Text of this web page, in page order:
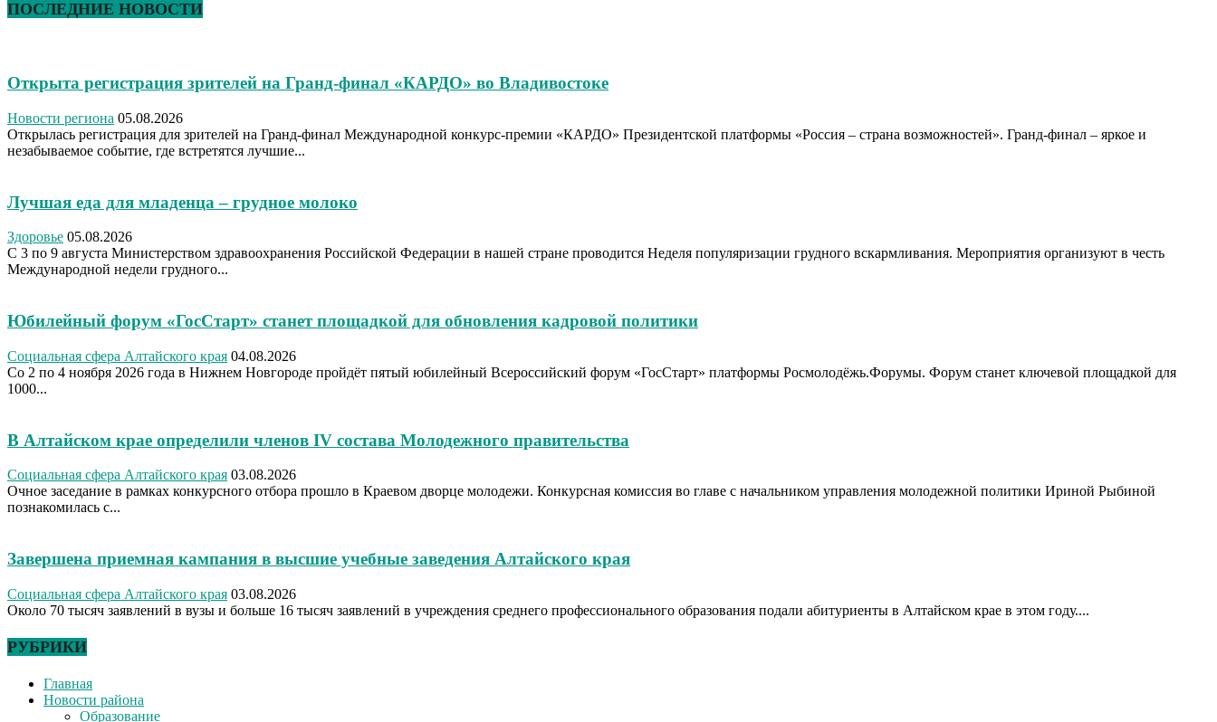
ПОСЛЕДНИЕ НОВОСТИ
Открыта регистрация зрителей на Гранд-финал «КАРДО» во Владивостоке
Новости региона 05.08.2026
Открылась регистрация для зрителей на Гранд-финал Международной конкурс-премии «КАРДО» Президентской платформы «Россия – страна возможностей». Гранд-финал – яркое и
незабываемое событие, где встретятся лучшие...
Лучшая еда для младенца – грудное молоко
Здоровье 05.08.2026
С 3 по 9 августа Министерством здравоохранения Российской Федерации в нашей стране проводится Неделя популяризации грудного вскармливания. Мероприятия организуют в честь
Международной недели грудного...
Юбилейный форум «ГосСтарт» станет площадкой для обновления кадровой политики
Социальная сфера Алтайского края 04.08.2026
Со 2 по 4 ноября 2026 года в Нижнем Новгороде пройдёт пятый юбилейный Всероссийский форум «ГосСтарт» платформы Росмолодёжь.Форумы. Форум станет ключевой площадкой для
1000...
В Алтайском крае определили членов IV состава Молодежного правительства
Социальная сфера Алтайского края 03.08.2026
Очное заседание в рамках конкурсного отбора прошло в Краевом дворце молодежи. Конкурсная комиссия во главе с начальником управления молодежной политики Ириной Рыбиной
познакомилась с...
Завершена приемная кампания в высшие учебные заведения Алтайского края
Социальная сфера Алтайского края 03.08.2026
Около 70 тысяч заявлений в вузы и больше 16 тысяч заявлений в учреждения среднего профессионального образования подали абитуриенты в Алтайском крае в этом году....
РУБРИКИ
Главная
Новости района
Образование